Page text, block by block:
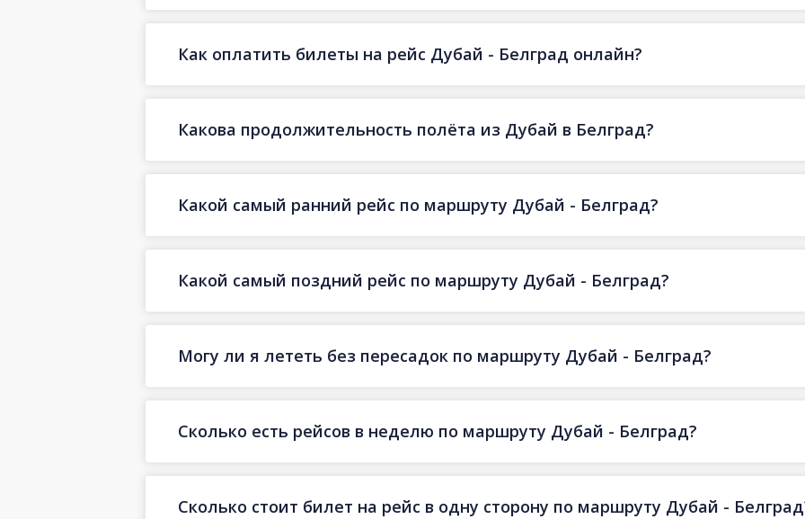
Как оплатить билеты на рейс Дубай - Белград онлайн?
Какова продолжительность полёта из Дубай в Белград?
Какой самый ранний рейс по маршруту Дубай - Белград?
Какой самый поздний рейс по маршруту Дубай - Белград?
Могу ли я лететь без пересадок по маршруту Дубай - Белград?
Сколько есть рейсов в неделю по маршруту Дубай - Белград?
Сколько стоит билет на рейс в одну сторону по маршруту Дубай -